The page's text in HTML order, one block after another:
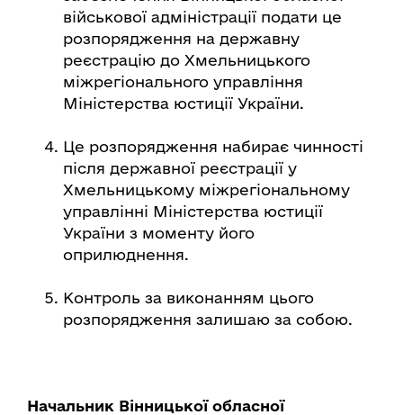
військової адміністрації подати це
розпорядження на державну
реєстрацію до Хмельницького
міжрегіонального управління
Міністерства юстиції України.
Це розпорядження набирає чинності
після державної реєстрації у
Хмельницькому міжрегіональному
управлінні Міністерства юстиції
України з моменту його
оприлюднення.
Контроль за виконанням цього
розпорядження залишаю за собою.
Начальник Вінницької обласної